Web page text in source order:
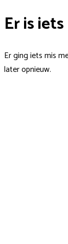
Er is
Er ging iets mis
later opnieuw.